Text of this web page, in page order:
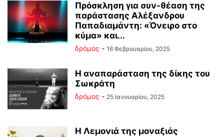
Πρόσκληση για συν-θέαση της
παράστασης Αλέξανδρου
Παπαδιαμάντη: «Όνειρο στο
κύμα» και...
δρόμος - 16 Φεβρουαρίου, 2025
Η αναπαράσταση της δίκης του
Σωκράτη
δρόμος - 25 Ιανουαρίου, 2025
Η Λεμονιά της μοναξιάς